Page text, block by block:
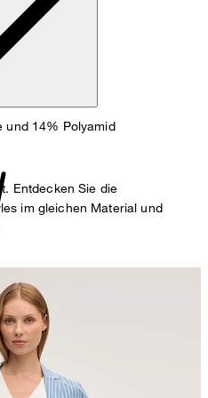
und 14% Polyamid
Entdecken Sie die
im gleichen Material und